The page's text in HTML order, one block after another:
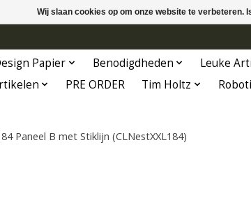
Papier Benodigdheden Leuke
PRE ORDER Tim Holtz
Paneel B met Stiklijn (CLNestXXL184)
Wij slaan cookies op om onze website te verbeteren.